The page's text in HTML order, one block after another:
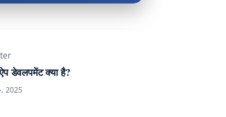
डेवलपमेंट क्या है?
2025